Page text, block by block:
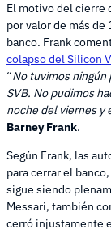
El motivo del cierre
por valor de más
banco. Frank
colapso del Silicon
“No tuvimos ningún
SVB. No pudimos
noche del viernes y
Barney Frank.
Según Frank, las
para cerrar el
sigue siendo
Messari, también
cerró injustamente